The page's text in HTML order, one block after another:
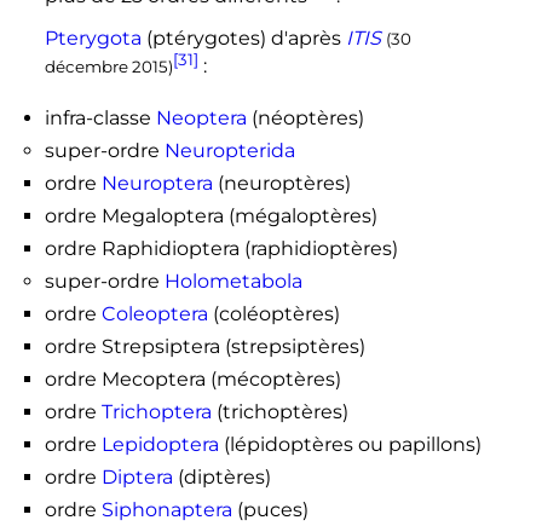
Pterygota (ptérygotes) d'après ITIS (30
décembre 2015)[31] :
infra-classe Neoptera (néoptères)
super-ordre Neuropterida
ordre Neuroptera (neuroptères)
ordre Megaloptera (mégaloptères)
ordre Raphidioptera (raphidioptères)
super-ordre Holometabola
ordre Coleoptera (coléoptères)
ordre Strepsiptera (strepsiptères)
ordre Mecoptera (mécoptères)
ordre Trichoptera (trichoptères)
ordre Lepidoptera (lépidoptères ou papillons)
ordre Diptera (diptères)
ordre Siphonaptera (puces)